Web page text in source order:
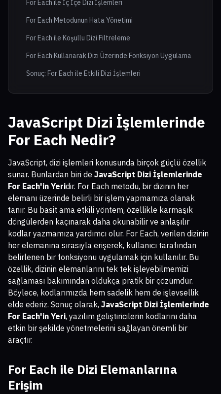
For Each ile İç İçe Dizi İşlemleri
For Each Metodunun Hata Yönetimi
For Each ile Koşullu Dizi Filtreleme
For Each Kullanarak Dizi Üzerinde Fonksiyon Uygulama
Sonuç: For Each ile Etkili Dizi İşlemleri
JavaScript Dizi İşlemlerinde
For Each Nedir?
JavaScript, dizi işlemleri konusunda birçok güçlü özellik
sunar. Bunlardan biri de JavaScript Dizi İşlemlerinde
For Each'in Yeridir. For Each metodu, bir dizinin her
elemanı üzerinde belirli bir işlem yapmamıza olanak
tanır. Bu basit ama etkili yöntem, özellikle karmaşık
döngülerden kaçınarak daha okunabilir ve anlaşılır
kodlar yazmamıza yardımcı olur. For Each, verilen dizinin
her elemanına sırasıyla erişerek, kullanıcı tarafından
belirlenen bir fonksiyonu uygulamak için kullanılır. Bu
özellik, dizinin elemanlarını tek tek işleyebilmemizi
sağlaması bakımından oldukça pratik bir çözümdür.
Böylece, kodlarımızda hem sadelik hem de işlevsellik
elde ederiz. Sonuç olarak, JavaScript Dizi İşlemlerinde
For Each'in Yeri, yazılım geliştiricilerin kodlarını daha
etkin bir şekilde yönetmelerini sağlayan önemli bir
araçtır.
For Each ile Dizi Elemanlarına
Erişim